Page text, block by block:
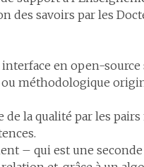
des savoirs par les
en open-source
méthodologique
la qualité par les
– qui est une